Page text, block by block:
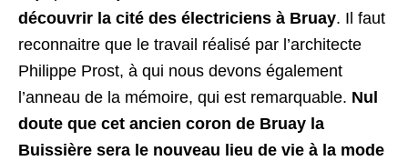
découvrir la cité des électriciens à Bruay. Il faut
reconnaitre que le travail réalisé par l’architecte
Philippe Prost, à qui nous devons également
l’anneau de la mémoire, qui est remarquable. Nul
doute que cet ancien coron de Bruay la
Buissière sera le nouveau lieu de vie à la mode